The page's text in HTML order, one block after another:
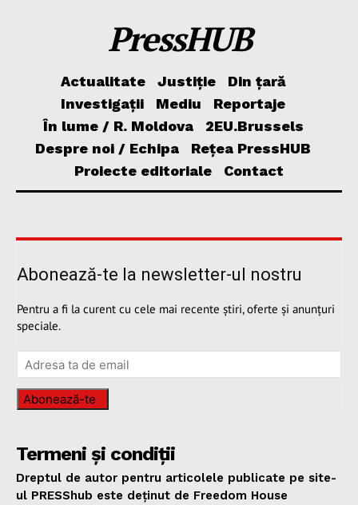
PressHUB
Actualitate Justiție
Din țară
Investigații
Mediu
Reportaje
În lume / R. Moldova
2EU.Brussels
Despre noi / Echipa
Rețea PressHUB
Proiecte editoriale
Contact
Abonează-te la newsletter-ul nostru
Pentru a fi la curent cu cele mai recente știri, oferte și anunțuri
speciale.
Abonează-te
Termeni și condiții
Dreptul de autor pentru articolele publicate pe site-
ul PRESShub este deținut de Freedom House